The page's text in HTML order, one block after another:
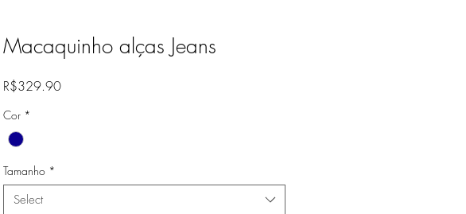
Macaquinho alças Jeans
R$329.90Price
Cor *
Tamanho *
Select